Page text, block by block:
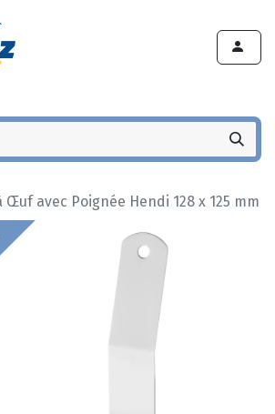
Œuf avec Poignée Hendi 128 x 125 mm